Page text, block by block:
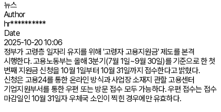
뉴스
Author
hr**********
Date
2025-10-20 10:06
정부가 고령층 일자리 유지를 위해 '고령자 고용지원금' 제도를 본격
시행한다. 고용노동부는 올해 3분기(7월 1일~9월 30일)를 기준으로 한 첫
번째 지원금 신청을 10월 1일부터 10월 31일까지 접수한다고 밝혔다.
신청은 고용24를 통한 온라인 방식과 사업장 소재지 관할 고용센터
기업지원부서를 통한 우편 또는 방문 접수 모두 가능하다. 우편 접수는 접수
마감일인 10월 31일자 우체국 소인이 찍힌 경우에만 유효하다.